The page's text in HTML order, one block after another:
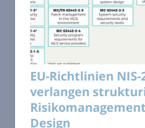
EU-Richtlinien NIS-
verlangen
Design